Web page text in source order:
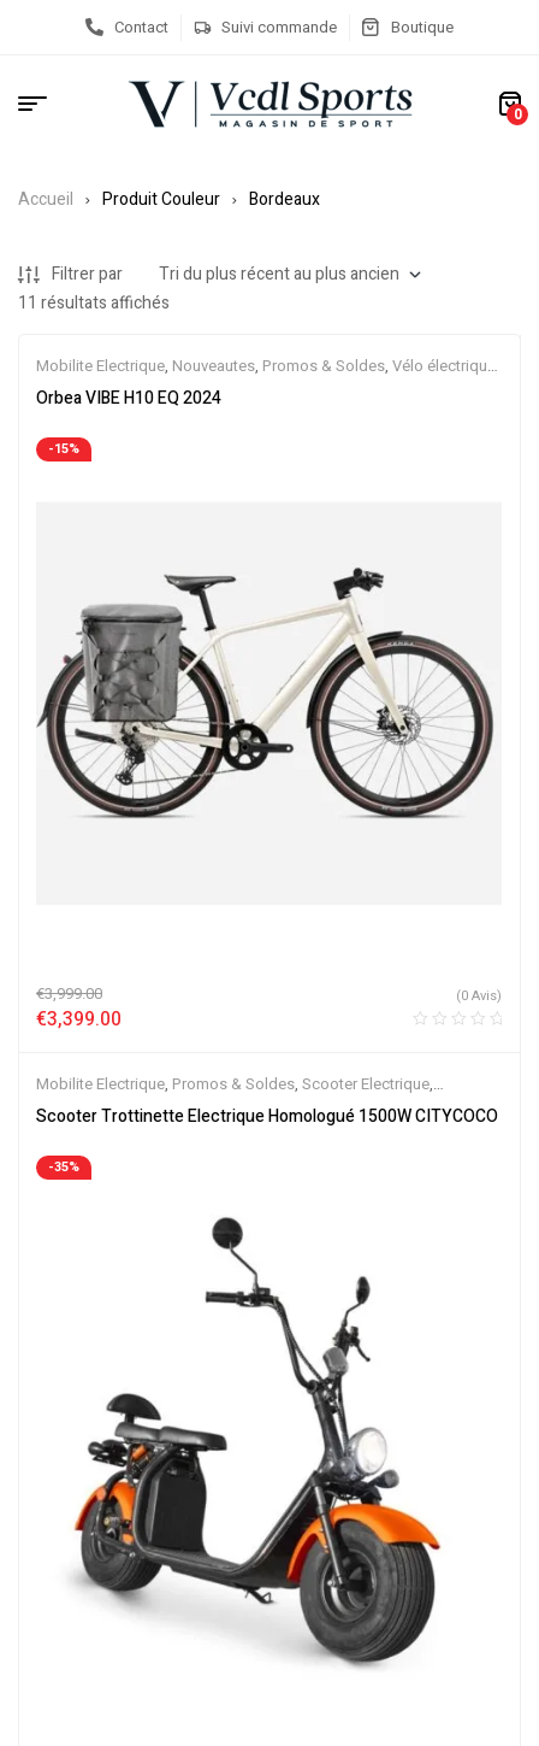
Contact Suivi commande Boutique
0
Accueil Produit Couleur Bordeaux
Filtrer par
11 résultats affichés
Mobilite Electrique, Nouveautes, Promos & Soldes, Vélo électrique
ville,Velos Electriques,VTC Electrique
Orbea VIBE H10 EQ 2024
-15%
€3,999.00
€3,399.00
(0 Avis)
Mobilite Electrique, Promos & Soldes, Scooter Electrique,
Scooters,Trottinette Electrique
Scooter Trottinette Electrique Homologué 1500W CITYCOCO
-35%